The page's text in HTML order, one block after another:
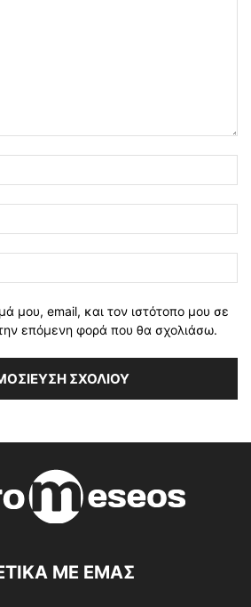
μου, email, και τον ιστότοπο μου σε
επόμενη φορά που θα σχολιάσω.
ΜΕ ΕΜΑΣ